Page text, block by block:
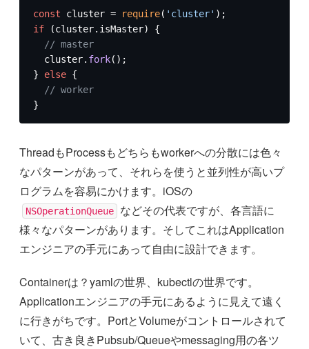
const cluster = require( 'cluster'
if (cluster. isMaster) {
// master
  cluster.
fork();
} else {
// worker
}
ThreadもProcessもどちらもworkerへの分散には色々
なパターンがあって、それらを使うと並列性が高いプ
ログラムを容易にかけます。iOSの
NSOperationQueue
などその代表ですが、各言語に
様々なパターンがあります。そしてこれはApplication
エンジニアの手元にあって自由に設計できます。
Containerは？yamlの世界、kubectlの世界です。
Applicationエンジニアの手元にあるように見えて遠く
に行きがちです。PortとVolumeがコントロールされて
いて、古き良きPubsub/Queueやmessaging用の各ツ